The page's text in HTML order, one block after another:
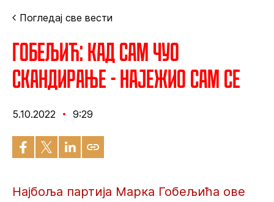
Погледај све вести
Гобељић: Кад сам чуо
скандирање - најежио сам се
5.10.2022 9:29
Најбоља партија Марка Гобељића ове